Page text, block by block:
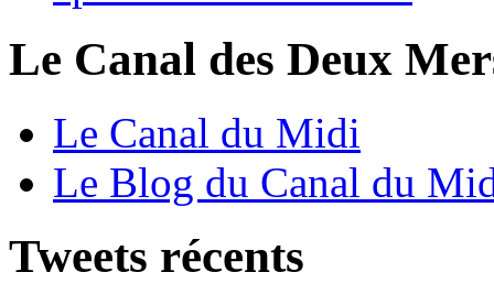
Le Canal des Deux
Le Canal du Midi
Le Blog du Canal du
Tweets récents